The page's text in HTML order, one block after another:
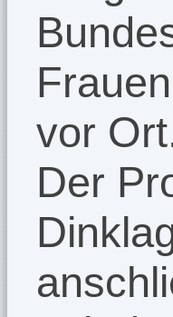
vor
Der